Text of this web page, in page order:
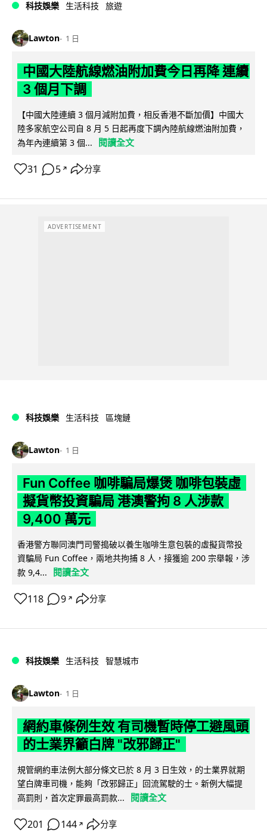
科技娛樂 生活科技 旅遊
Lawton 1 日
中國大陸航線燃油附加費今日再降 連續
3 個月下調
【中國大陸連續 3 個月減附加費，相反香港不斷加價】中國大
陸多家航空公司自 8 月 5 日起再度下調內陸航線燃油附加費，
為年內連續第 3 個...
閱讀全文
31 5 ↗ 分享
ADVERTISEMENT
科技娛樂 生活科技 區塊鏈
Lawton 1 日
Fun Coffee 咖啡騙局爆煲 咖啡包裝虛
擬貨幣投資騙局 港澳警拘 8 人涉款
9,400 萬元
香港警方聯同澳門司警搗破以養生咖啡生意包裝的虛擬貨幣投
資騙局 Fun Coffee，兩地共拘捕 8 人，接獲逾 200 宗舉報，涉
款 9,4...
閱讀全文
118 9 ↗ 分享
科技娛樂 生活科技 智慧城市
Lawton 1 日
網約車條例生效 有司機暫時停工避風頭
的士業界籲白牌 "改邪歸正"
規管網約車法例大部分條文已於 8 月 3 日生效，的士業界就期
望白牌車司機，能夠「改邪歸正」回流駕駛的士。新例大幅提
高罰則，首次定罪最高罰款...
閱讀全文
201 144 ↗ 分享